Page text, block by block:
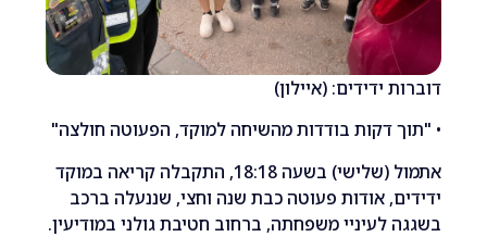
ידידים: (איילון)
דקות בודדות מהשיחה למוקד, הפעוטה חולצה"
אתמול (שלישי) בשעה 18:18, התקבלה קריאה במוקד
אודות פעוטה כבת שנה וחצי, שננעלה ברכב
לעיניי משפחתה, ברחוב חטיבת גולני במודיעין.